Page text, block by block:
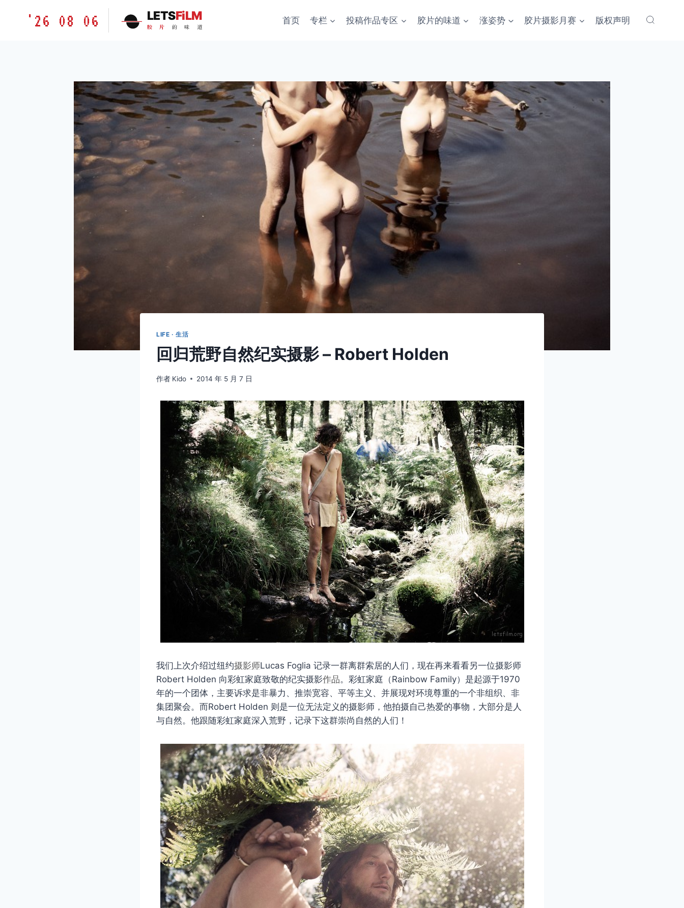
胶'26 08 06 LETSFiLM
胶 片 的 味 道
首页 专栏 投稿作品专区 胶片的味道 涨姿势 胶片摄影月赛 版权声明
LIFE · 生活
回归荒野自然纪实摄影 – Robert Holden
作者 Kido 2014 年 5 月 7 日
我们上次介绍过纽约摄影师Lucas Foglia 记录一群离群索居的人们，现在再来看看另一位摄影师
Robert Holden 向彩虹家庭致敬的纪实摄影作品。彩虹家庭（Rainbow Family）是起源于1970
年的一个团体，主要诉求是非暴力、推崇宽容、平等主义、并展现对环境尊重的一个非组织、非
集团聚会。而Robert Holden 则是一位无法定义的摄影师，他拍摄自己热爱的事物，大部分是人
与自然。他跟随彩虹家庭深入荒野，记录下这群崇尚自然的人们！